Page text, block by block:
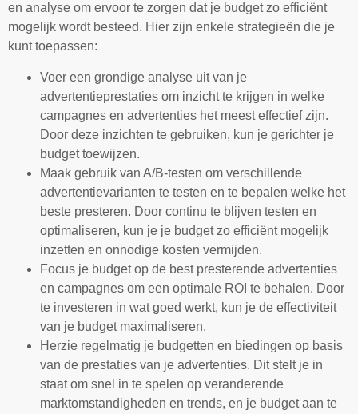
en analyse om ervoor te zorgen dat je budget zo efficiënt
mogelijk wordt besteed. Hier zijn enkele strategieën die je
kunt toepassen:
Voer een grondige analyse uit van je
advertentieprestaties om inzicht te krijgen in welke
campagnes en advertenties het meest effectief zijn.
Door deze inzichten te gebruiken, kun je gerichter je
budget toewijzen.
Maak gebruik van A/B-testen om verschillende
advertentievarianten te testen en te bepalen welke het
beste presteren. Door continu te blijven testen en
optimaliseren, kun je je budget zo efficiënt mogelijk
inzetten en onnodige kosten vermijden.
Focus je budget op de best presterende advertenties
en campagnes om een optimale ROI te behalen. Door
te investeren in wat goed werkt, kun je de effectiviteit
van je budget maximaliseren.
Herzie regelmatig je budgetten en biedingen op basis
van de prestaties van je advertenties. Dit stelt je in
staat om snel in te spelen op veranderende
marktomstandigheden en trends, en je budget aan te